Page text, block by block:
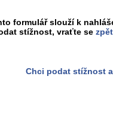
formulář slouží k
stížnost, vraťte se
Chci podat stížnost